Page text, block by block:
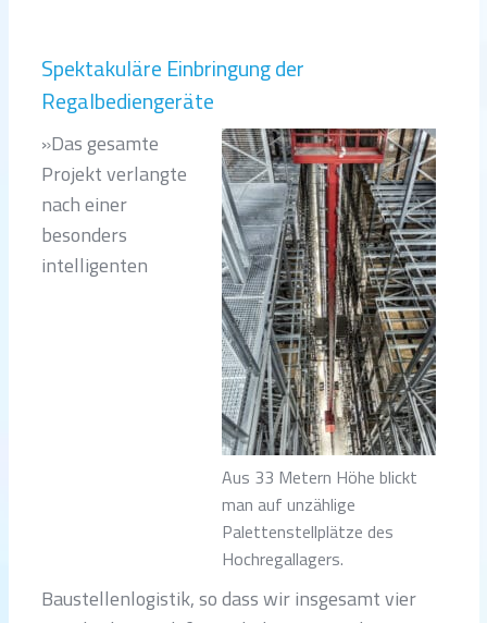
Spektakuläre Einbringung der
Regalbediengeräte
Aus 33 Metern Höhe blickt
man auf unzählige
Palettenstellplätze des
Hochregallagers.
»Das gesamte
Projekt verlangte
nach einer
besonders
intelligenten
Baustellenlogistik, so dass wir insgesamt vier